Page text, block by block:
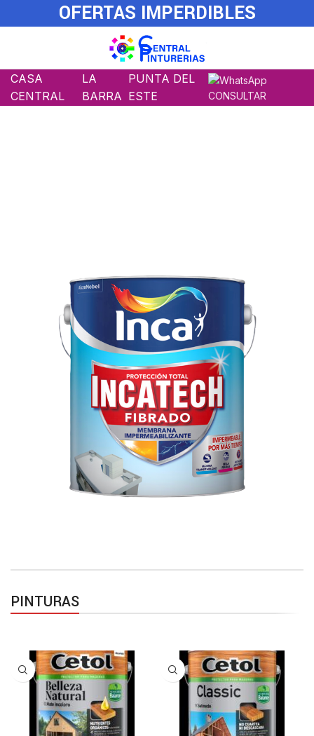
OFERTAS IMPERDIBLES
CASA
CENTRAL
LA
BARRA
PUNTA DEL
ESTE
CONSULTAR
Protege tu madera
El interior de tu hogar
como nuevo, siempre.
PINTURAS